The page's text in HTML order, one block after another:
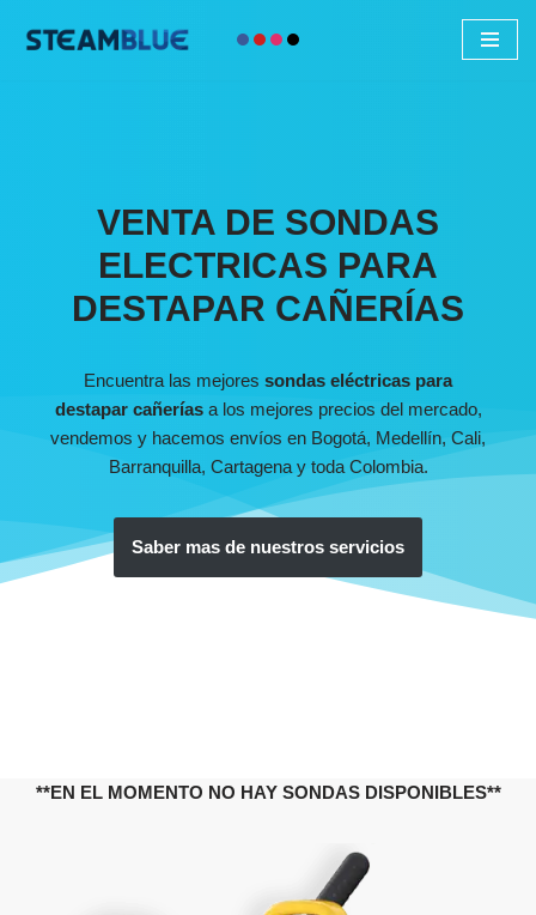
VENTA DE SONDAS
ELECTRICAS PARA
DESTAPAR CAÑERÍAS
Encuentra las mejores sondas eléctricas para
destapar cañeríasa los mejores precios del mercado,
vendemos y hacemos envíos en Bogotá, Medellín, Cali,
Barranquilla, Cartagena y toda Colombia.
Saber mas de nuestros servicios
**EN EL MOMENTO NO HAY SONDAS DISPONIBLES**